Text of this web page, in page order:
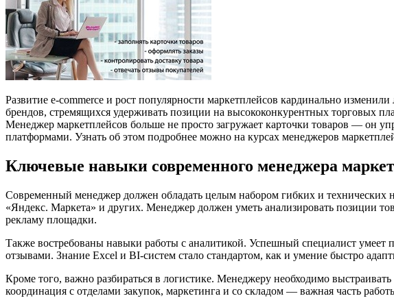
Развитие e-commerce и рост популярности маркетплейсов кардинально
брендов, стремящихся удерживать позиции на высококонкурентных торговых
Менеджер маркетплейсов больше не просто загружает карточки товаров — он
платформами. Узнать об этом подробнее можно на курсах менеджеров
Ключевые навыки современного менеджера
Современный менеджер должен обладать целым набором гибких и технических
«Яндекс. Маркета» и других. Менеджер должен уметь анализировать позиции
рекламу площадки.
Также востребованы навыки работы с аналитикой. Успешный специалист умеет
отзывами. Знание Excel и BI-систем стало стандартом, как и умение быстро
Кроме того, важно разбираться в логистике. Менеджеру необходимо
координация с отделами закупок, маркетинга и со складом — важная часть